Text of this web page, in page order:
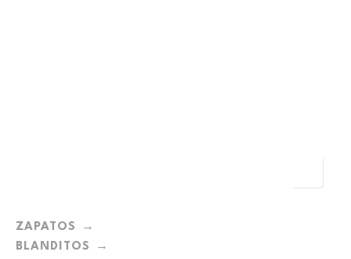
ZAPATOS
BLANDITOS